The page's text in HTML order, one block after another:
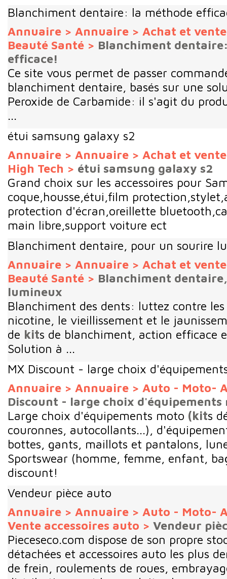
Blanchiment dentaire: la méthode
Annuaire > Annuaire > Achat et
Beauté Santé > Blanchiment
efficace!
Ce site vous permet de passer
blanchiment dentaire, basés sur une
Peroxide de Carbamide: il s'agit du
...
étui samsung galaxy s2
Annuaire > Annuaire > Achat et
High Tech > étui samsung galaxy s2
Grand choix sur les accessoires pour
coque,housse,étui,film
protection d'écran,oreillette
main libre,support voiture ect
Blanchiment dentaire, pour un sourire
Annuaire > Annuaire > Achat et
Beauté Santé > Blanchiment
lumineux
Blanchiment des dents: luttez contre
nicotine, le vieillissement et le
de kits de blanchiment, action efficace
Solution à ...
MX Discount - large choix
Annuaire > Annuaire > Auto - Moto-
Discount - large choix
Large choix d'équipements moto (kits
couronnes, autocollants...),
bottes, gants, maillots et pantalons,
Sportswear (homme, femme, enfant,
discount!
Vendeur pièce auto
Annuaire > Annuaire > Auto - Moto-
Vente accessoires auto > Vendeur
Pieceseco.com dispose de son propre
détachées et accessoires auto les plus
de frein, roulements de roues,